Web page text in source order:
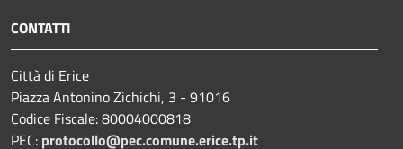
CONTATTI
Città di Erice
Piazza Antonino Zichichi, 3 - 91016
Codice Fiscale: 80004000818
PEC: protocollo@pec.comune.erice.tp.it